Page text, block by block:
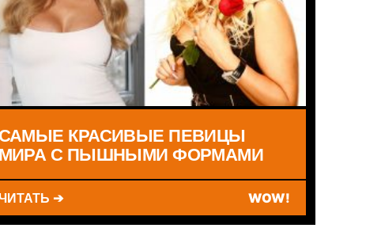
САМЫЕ КРАСИВЫЕ ПЕВИЦЫ
МИРА С ПЫШНЫМИ ФОРМАМИ
➔ WOW!